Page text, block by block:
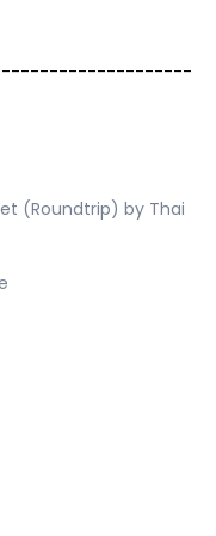
(Roundtrip) by Thai